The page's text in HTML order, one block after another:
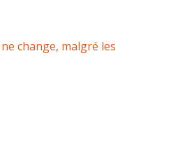
change, malgré les